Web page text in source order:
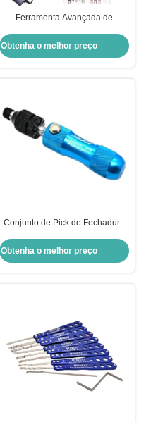
Ferramenta Avançada de
Fechadura Bump Gun
Ferramentas de Abertura de
Obtenha o melhor preço
Conjunto de Pick de Fechadura
Ferramenta de Abertura Rápida
para Fechaduras Tubulares
Obtenha o melhor preço